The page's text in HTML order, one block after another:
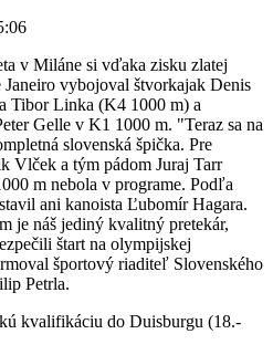
v Miláne si vďaka zisku zlatej
vybojoval štvorkajak Denis
Tibor Linka (K4 1000 m) a
Gelle v K1 1000 m. "Teraz sa na
slovenská špička. Pre
Vlček a tým pádom Juraj Tarr
m nebola v programe. Podľa
ani kanoista Ľubomír Hagara.
je náš jediný kvalitný pretekár,
štart na olympijskej
športový riaditeľ Slovenského
Petrla.
kvalifikáciu do Duisburgu (18.-